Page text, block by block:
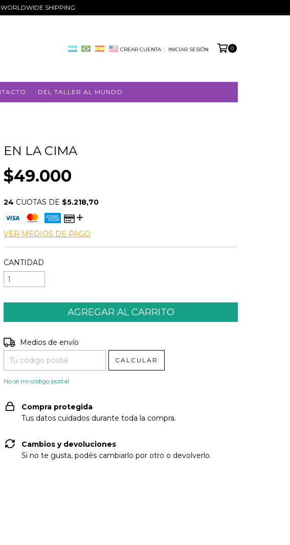
SHIPPING
CREAR CUENTA INICIAR SESIÓN 0
DEL TALLER AL MUNDO
EN LA CIMA
$49.000
24 CUOTAS DE $5.218,70
VER MEDIOS DE PAGO
CANTIDAD
Entregas para el CP:
Medios de envío
CALCULAR
No sé mi código postal
Compra protegida
Tus datos cuidados durante toda la compra.
Cambios y devoluciones
Si no te gusta, podés cambiarlo por otro o devolverlo.